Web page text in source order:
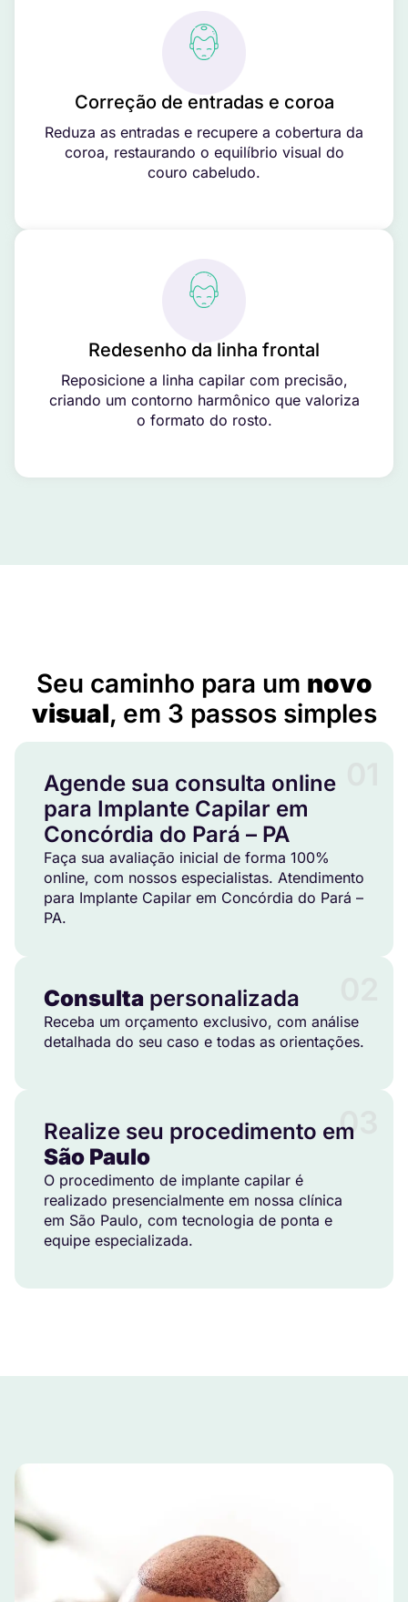
Correção de entradas e coroa
Reduza as entradas e recupere a cobertura da
coroa, restaurando o equilíbrio visual do
couro cabeludo.
Redesenho da linha frontal
Reposicione a linha capilar com precisão,
criando um contorno harmônico que valoriza
o formato do rosto.
Seu caminho para um novo
visual, em 3 passos simples
Agende sua consulta online
para Implante Capilar em
Concórdia do Pará – PA
Faça sua avaliação inicial de forma 100%
online, com nossos especialistas. Atendimento
para Implante Capilar em Concórdia do Pará –
PA.
Consulta personalizada
Receba um orçamento exclusivo, com análise
detalhada do seu caso e todas as orientações.
03
Realize seu procedimento em
São Paulo
O procedimento de implante capilar é
realizado presencialmente em nossa clínica
em São Paulo, com tecnologia de ponta e
equipe especializada.